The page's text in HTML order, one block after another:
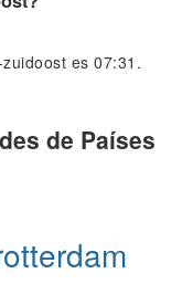
es 07:31.
de Países